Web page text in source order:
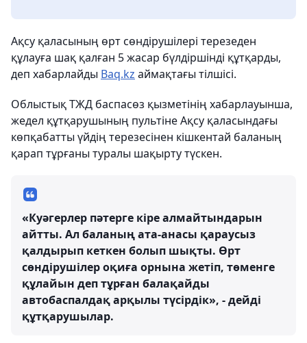
Ақсу қаласының өрт сөндірушілері терезеден
құлауға шақ қалған 5 жасар бүлдіршінді құтқарды,
деп хабарлайды Baq.kz аймақтағы тілшісі.
Облыстық ТЖД баспасөз қызметінің хабарлауынша,
жедел құтқарушының пультіне Ақсу қаласындағы
көпқабатты үйдің терезесінен кішкентай баланың
қарап тұрғаны туралы шақырту түскен.
«Куәгерлер пәтерге кіре алмайтындарын
айтты. Ал баланың ата-анасы қараусыз
қалдырып кеткен болып шықты. Өрт
сөндірушілер оқиға орнына жетіп, төменге
құлайын деп тұрған балақайды
автобаспалдақ арқылы түсірдік», - дейді
құтқарушылар.